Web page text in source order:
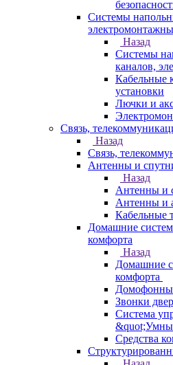
Системы
Назад
Системы
каналов,
Кабельные
установки
Лючки и
Связь,
Назад
Связь,
Антенны и
Назад
Антенны и
Антенны и
Кабельные
Домашние
комфорта
Назад
Домашние
комфорта
Звонки
Система
Средства